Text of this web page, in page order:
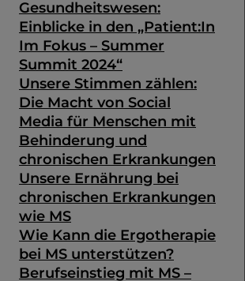
Gesundheitswesen:
Einblicke in den „Patient:In
Im Fokus – Summer
Summit 2024“
Unsere Stimmen zählen:
Die Macht von Social
Media für Menschen mit
Behinderung und
chronischen Erkrankungen
Unsere Ernährung bei
chronischen Erkrankungen
wie MS
Wie Kann die Ergotherapie
bei MS unterstützen?
Berufseinstieg mit MS –